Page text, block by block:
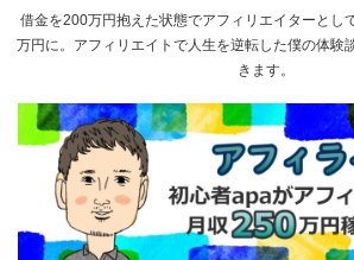
借金を200万円抱えた状態でアフィリエイターとし
万円に。アフィリエイトで人生を逆転した僕の体験
きます。